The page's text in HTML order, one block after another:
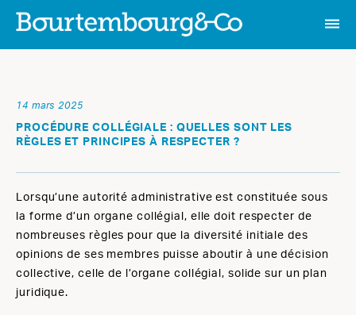
14 mars 2025
PROCÉDURE COLLÉGIALE : QUELLES SONT LES
RÈGLES ET PRINCIPES À RESPECTER ?
Lorsqu’une autorité administrative est constituée sous
la forme d’un organe collégial, elle doit respecter de
nombreuses règles pour que la diversité initiale des
opinions de ses membres puisse aboutir à une décision
collective, celle de l’organe collégial, solide sur un plan
juridique.